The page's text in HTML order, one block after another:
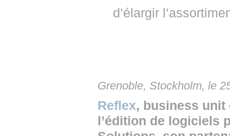
d’élargir
Grenoble, Stockholm, le
Reflex, business unit
l’édition de logiciels